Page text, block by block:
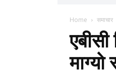
Home समाचार